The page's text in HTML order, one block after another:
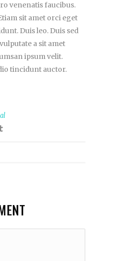
venenatis faucibus.
sit amet orci eget
Duis leo. Duis sed
a sit amet
ipsum velit.
tincidunt auctor.